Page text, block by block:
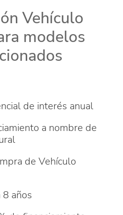
Vehículo
modelos
de interés anual
a nombre de
de Vehículo
8 años